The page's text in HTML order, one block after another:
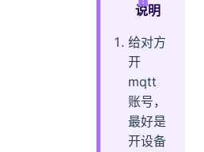
说明
给对方
开
mqtt
账号，
最好是
开设备